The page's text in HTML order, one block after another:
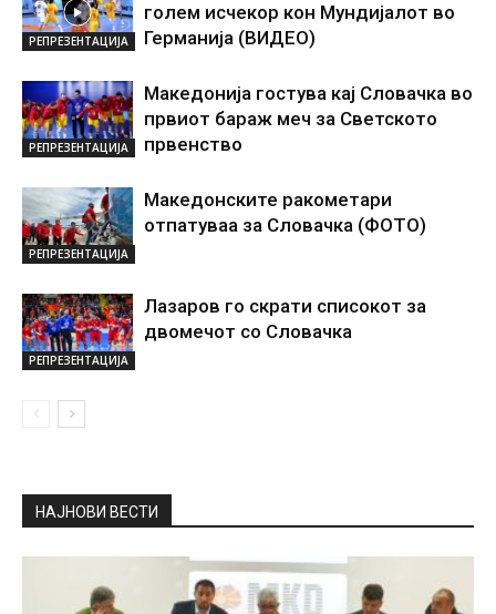
РЕПРЕЗЕНТАЦИЈА
голем исчекор кон Мундијалот во
Германија (ВИДЕО)
РЕПРЕЗЕНТАЦИЈА
Македонија гостува кај Словачка во
првиот бараж меч за Светското
првенство
РЕПРЕЗЕНТАЦИЈА
Македонските ракометари
отпатуваа за Словачка (ФОТО)
РЕПРЕЗЕНТАЦИЈА
Лазаров го скрати списокот за
двомечот со Словачка
НАЈНОВИ ВЕСТИ